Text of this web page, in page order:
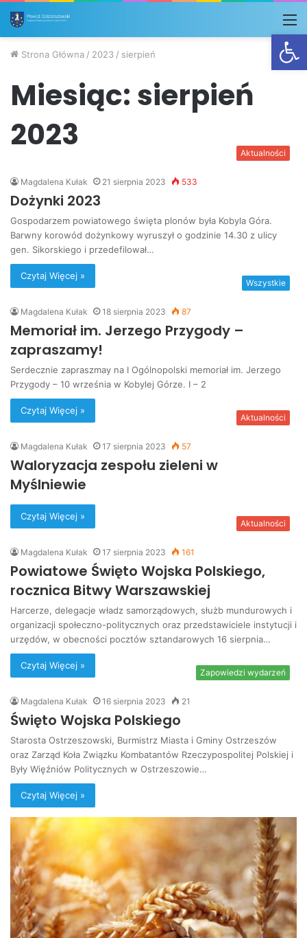
Strona Główna / 2023 / sierpień
Miesiąc: sierpień
2023
Aktualności
Magdalena Kułak 21 sierpnia 2023 533
Dożynki 2023
Gospodarzem powiatowego święta plonów była Kobyla Góra.
Barwny korowód dożynkowy wyruszył o godzinie 14.30 z ulicy
gen. Sikorskiego i przedefilował…
Czytaj Więcej »
Wszystkie
Magdalena Kułak 18 sierpnia 2023 87
Memoriał im. Jerzego Przygody –
zapraszamy!
Serdecznie zapraszmay na I Ogólnopolski memoriał im. Jerzego
Przygody – 10 września w Kobylej Górze. I – 2
Czytaj Więcej »
Aktualności
Magdalena Kułak 17 sierpnia 2023 57
Waloryzacja zespołu zieleni w
Myślniewie
Czytaj Więcej »
Aktualności
Magdalena Kułak 17 sierpnia 2023 161
Powiatowe Święto Wojska Polskiego,
rocznica Bitwy Warszawskiej
Harcerze, delegacje władz samorządowych, służb mundurowych i
organizacji społeczno-politycznych oraz przedstawiciele instytucji i
urzędów, w obecności pocztów sztandarowych 16 sierpnia…
Czytaj Więcej »
Zapowiedzi wydarzeń
Magdalena Kułak 16 sierpnia 2023 21
Święto Wojska Polskiego
Starosta Ostrzeszowski, Burmistrz Miasta i Gminy Ostrzeszów
oraz Zarząd Koła Związku Kombatantów Rzeczypospolitej Polskiej i
Były Więźniów Politycznych w Ostrzeszowie…
Czytaj Więcej »